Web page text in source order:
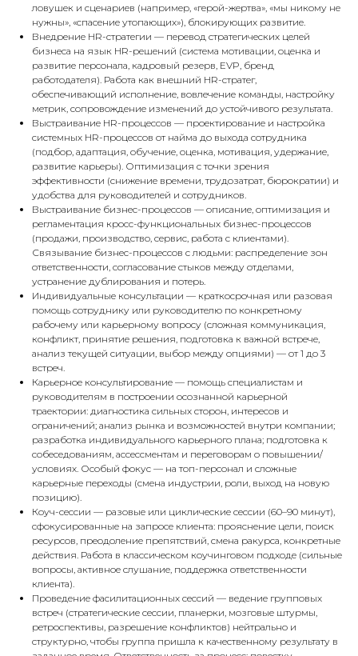
ловушек и сценариев (например, «герой-жертва», «мы никому не
нужны», «спасение утопающих»), блокирующих развитие.
Внедрение HR-стратегии — перевод стратегических целей
бизнеса на язык HR-решений (система мотивации, оценка и
развитие персонала, кадровый резерв, EVP, бренд
работодателя). Работа как внешний HR-стратег,
обеспечивающий исполнение, вовлечение команды, настройку
метрик, сопровождение изменений до устойчивого результата.
Выстраивание HR-процессов — проектирование и настройка
системных HR-процессов от найма до выхода сотрудника
(подбор, адаптация, обучение, оценка, мотивация, удержание,
развитие карьеры). Оптимизация с точки зрения
эффективности (снижение времени, трудозатрат, бюрократии) и
удобства для руководителей и сотрудников.
Выстраивание бизнес-процессов — описание, оптимизация и
регламентация кросс-функциональных бизнес-процессов
(продажи, производство, сервис, работа с клиентами).
Связывание бизнес-процессов с людьми: распределение зон
ответственности, согласование стыков между отделами,
устранение дублирования и потерь.
Индивидуальные консультации — краткосрочная или разовая
помощь сотруднику или руководителю по конкретному
рабочему или карьерному вопросу (сложная коммуникация,
конфликт, принятие решения, подготовка к важной встрече,
анализ текущей ситуации, выбор между опциями) — от 1 до 3
встреч.
Карьерное консультирование — помощь специалистам и
руководителям в построении осознанной карьерной
траектории: диагностика сильных сторон, интересов и
ограничений; анализ рынка и возможностей внутри компании;
разработка индивидуального карьерного плана; подготовка к
собеседованиям, ассессментам и переговорам о повышении/
условиях. Особый фокус — на топ-персонал и сложные
карьерные переходы (смена индустрии, роли, выход на новую
позицию).
Коуч-сессии — разовые или циклические сессии (60–90 минут),
сфокусированные на запросе клиента: прояснение цели, поиск
ресурсов, преодоление препятствий, смена ракурса, конкретные
действия. Работа в классическом коучинговом подходе (сильные
вопросы, активное слушание, поддержка ответственности
клиента).
Проведение фасилитационных сессий — ведение групповых
встреч (стратегические сессии, планерки, мозговые штурмы,
ретроспективы, разрешение конфликтов) нейтрально и
структурно, чтобы группа пришла к качественному результату в